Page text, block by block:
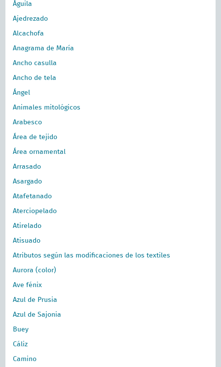
Águila
Ajedrezado
Alcachofa
Anagrama de María
Ancho casulla
Ancho de tela
Ángel
Animales mitológicos
Arabesco
Área de tejido
Área ornamental
Arrasado
Asargado
Atafetanado
Aterciopelado
Atirelado
Atisuado
Atributos según las modificaciones de los textiles
Aurora (color)
Ave fénix
Azul de Prusia
Azul de Sajonia
Buey
Cáliz
Camino